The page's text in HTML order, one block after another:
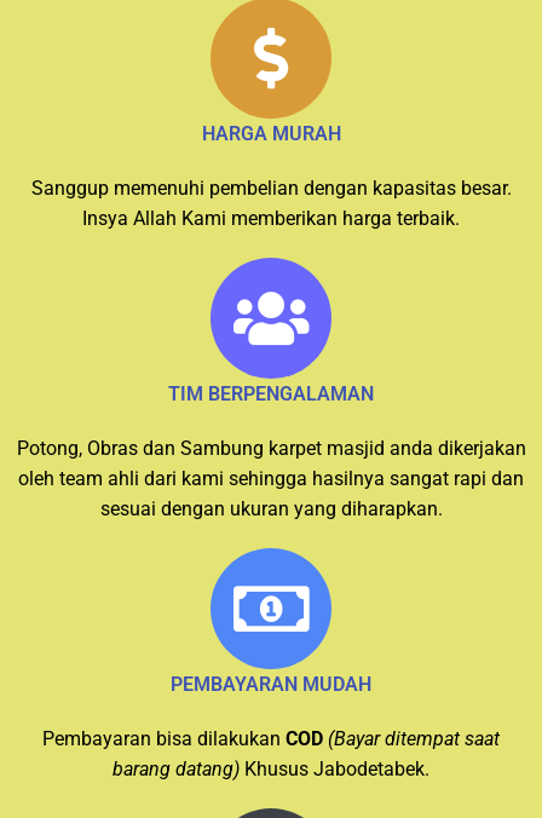
HARGA MURAH
Sanggup memenuhi pembelian dengan kapasitas besar.
Insya Allah Kami memberikan harga terbaik.
TIM BERPENGALAMAN
Potong, Obras dan Sambung karpet masjid anda dikerjakan
oleh team ahli dari kami sehingga hasilnya sangat rapi dan
sesuai dengan ukuran yang diharapkan.
PEMBAYARAN MUDAH
Pembayaran bisa dilakukan COD (Bayar ditempat saat
barang datang) Khusus Jabodetabek.